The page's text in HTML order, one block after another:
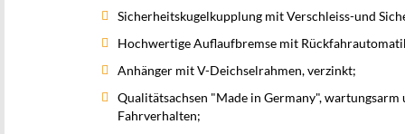
Sicherheitskugelkupplung mit Verschleiss-und
Hochwertige Auflaufbremse mit
Anhänger mit V-Deichselrahmen, verzinkt;
Qualitätsachsen "Made in Germany",
Fahrverhalten;